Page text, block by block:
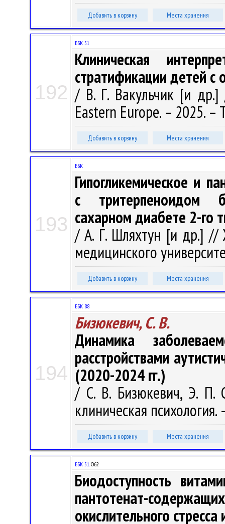
Добавить в корзину Места хранения
192
ББК 51
Клиническая
стратификации детей
/ В. Г. Вакульчик [и др.]
Eastern Europe. – 2025.
Добавить в корзину Места хранения
193
ББК
Гипогликемическое и
с тритерпеноидом
сахарном диабете 2-го
/ А. Г. Шляхтун [и др.] //
медицинского
Добавить в корзину Места хранения
194
ББК 88
Бизюкевич, С. В.
Динамика
расстройствами
(2020-2024 гг.)
/ С. В. Бизюкевич, Э. П.
клиническая
Добавить в корзину Места хранения
ББК 51.О62
Биодоступность
пантотенат-
окислительного